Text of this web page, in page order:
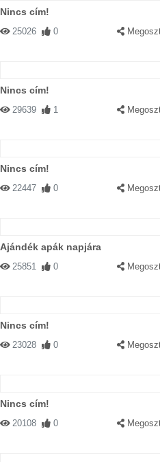
Nincs cím!
25026 0
Nincs cím!
29639 1
Nincs cím!
22447 0
Ajándék apák napjára
25851 0
Nincs cím!
23028 0
Nincs cím!
20108 0